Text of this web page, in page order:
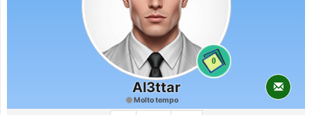
0
Al3ttar
Molto tempo